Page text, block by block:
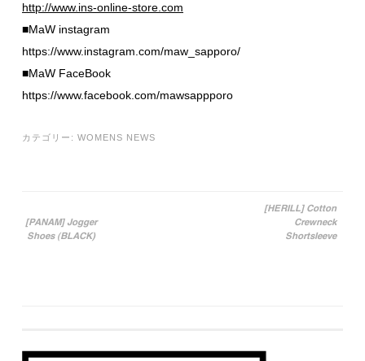
http://www.ins-online-store.com
■MaW instagram
https://www.instagram.com/maw_sapporo/
■MaW FaceBook
https://www.facebook.com/mawsappporo
カテゴリー: WOMENS NEWS
投稿ナビゲーション
[PANAM] Jogger
Shoes (BLACK)
[HERILL] Cotton
Crewneck
Shortsleeve